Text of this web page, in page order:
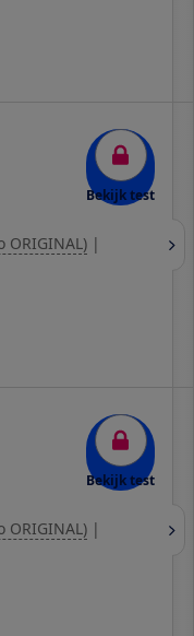
Bekijk test
ORIGINAL) |
Bekijk test
ORIGINAL) |